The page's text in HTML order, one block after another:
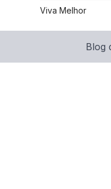
Viva Melhor
Blog